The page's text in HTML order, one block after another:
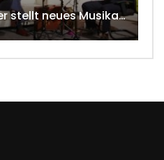
Norbert Schneider stellt neues Musikalbum vor 2020 w4tv168